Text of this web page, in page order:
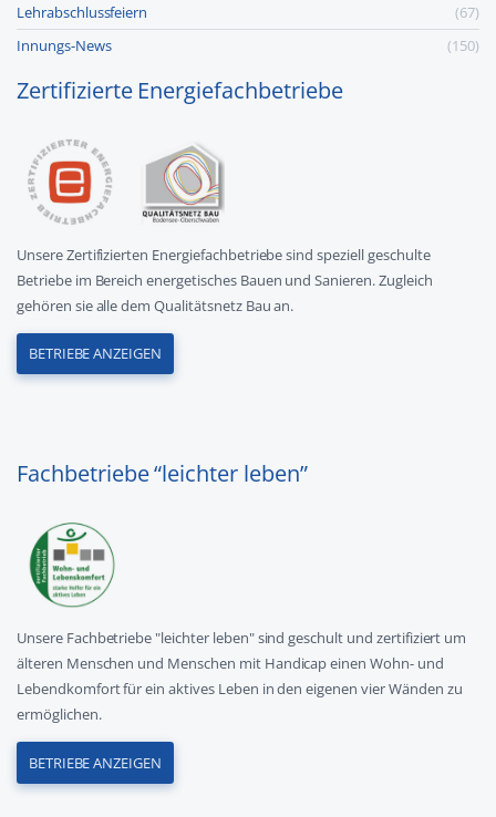
Lehr­abschluss­feiern
(67)
Innungs-News
(150)
Zertifizierte Energiefachbetriebe
Unsere Zertifizierten Energiefachbetriebe sind speziell geschulte
Betriebe im Bereich energetisches Bauen und Sanieren. Zugleich
gehören sie alle dem Qualitätsnetz Bau an.
BETRIEBE ANZEIGEN
Fachbetriebe “leichter leben”
Unsere Fachbetriebe "leichter leben" sind geschult und zertifiziert um
älteren Menschen und Menschen mit Handicap einen Wohn- und
Lebendkomfort für ein aktives Leben in den eigenen vier Wänden zu
ermöglichen.
BETRIEBE ANZEIGEN